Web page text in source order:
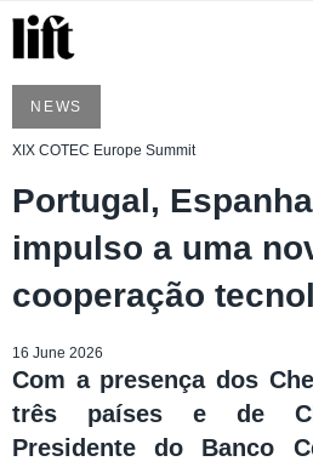
NEWS
XIX COTEC Europe Summit
Portugal,
impulso a uma
cooperação
16 June 2026
Com a presença dos
três países e de
Presidente do Banco